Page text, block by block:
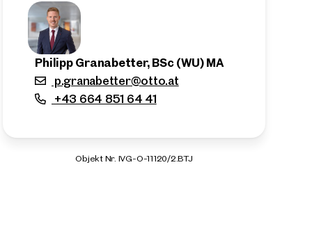
Philipp Granabetter, BSc (WU) MA
p.granabetter@otto.at
+43 664 851 64 41
Objekt Nr. IVG-O-11120/2.BTJ